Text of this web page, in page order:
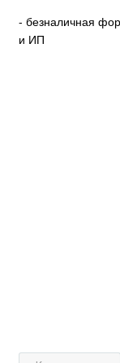
- безналичная
и ИП